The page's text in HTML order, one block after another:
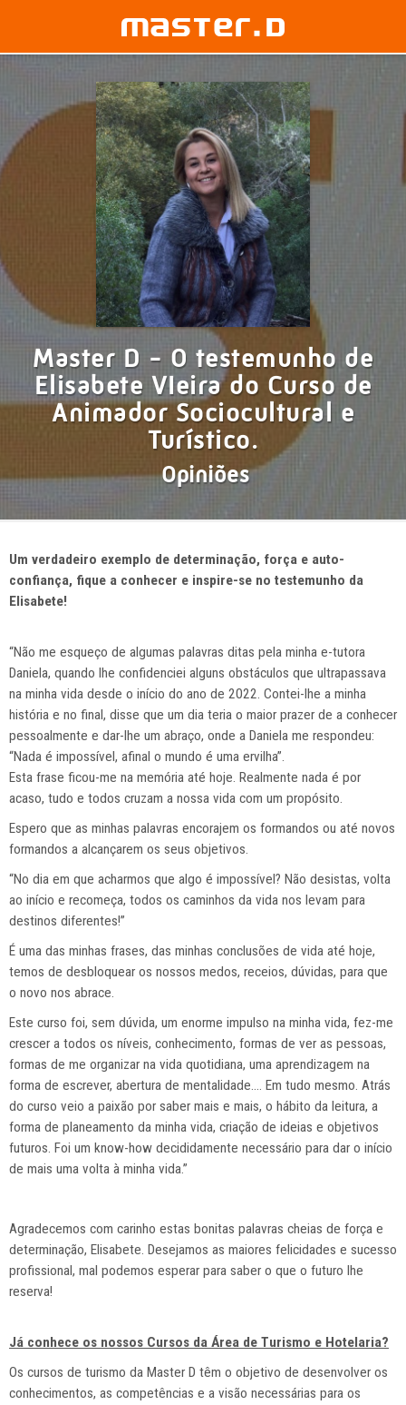
Master D - O testemunho de
Elisabete VIeira do Curso de
Animador Sociocultural e
Turístico.
Opiniões
Um verdadeiro exemplo de determinação, força e auto-
confiança, fique a conhecer e inspire-se no testemunho da
Elisabete!
“Não me esqueço de algumas palavras ditas pela minha e-tutora
Daniela, quando lhe confidenciei alguns obstáculos que ultrapassava
na minha vida desde o início do ano de 2022. Contei-lhe a minha
história e no final, disse que um dia teria o maior prazer de a conhecer
pessoalmente e dar-lhe um abraço, onde a Daniela me respondeu:
“Nada é impossível, afinal o mundo é uma ervilha”.
Esta frase ficou-me na memória até hoje. Realmente nada é por
acaso, tudo e todos cruzam a nossa vida com um propósito.
Espero que as minhas palavras encorajem os formandos ou até novos
formandos a alcançarem os seus objetivos.
“No dia em que acharmos que algo é impossível? Não desistas, volta
ao início e recomeça, todos os caminhos da vida nos levam para
destinos diferentes!”
É uma das minhas frases, das minhas conclusões de vida até hoje,
temos de desbloquear os nossos medos, receios, dúvidas, para que
o novo nos abrace.
Este curso foi, sem dúvida, um enorme impulso na minha vida, fez-me
crescer a todos os níveis, conhecimento, formas de ver as pessoas,
formas de me organizar na vida quotidiana, uma aprendizagem na
forma de escrever, abertura de mentalidade…. Em tudo mesmo. Atrás
do curso veio a paixão por saber mais e mais, o hábito da leitura, a
forma de planeamento da minha vida, criação de ideias e objetivos
futuros. Foi um know-how decididamente necessário para dar o início
de mais uma volta à minha vida.”
Agradecemos com carinho estas bonitas palavras cheias de força e
determinação, Elisabete. Desejamos as maiores felicidades e sucesso
profissional, mal podemos esperar para saber o que o futuro lhe
reserva!
Já conhece os nossos Cursos da Área de Turismo e Hotelaria?
Os cursos de turismo da Master D têm o objetivo de desenvolver os
conhecimentos, as competências e a visão necessárias para os